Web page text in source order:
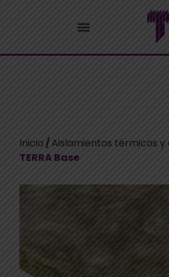
Inicio/Aislamientos térmicos y
TERRA Base